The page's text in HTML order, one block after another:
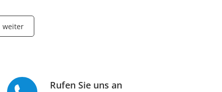
weiter
Rufen Sie uns an